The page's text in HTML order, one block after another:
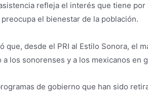
refleja el interés que tiene
el bienestar de la población.
que, desde el PRI al Estilo Sonora, el
los sonorenses y a los mexicanos en
de gobierno que han sido